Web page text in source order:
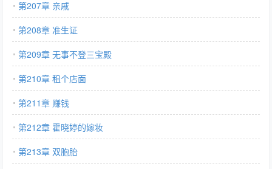
第207章 亲戚
第208章 准生证
第209章 无事不登三宝殿
第210章 租个店面
第211章 赚钱
第212章 霍晓婷的嫁妆
第213章 双胞胎